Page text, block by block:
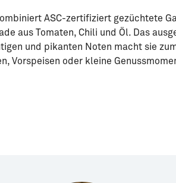
ASC-zertifiziert gezüchtete
aus Tomaten, Chili und Öl. Das
und pikanten Noten macht sie
Vorspeisen oder kleine